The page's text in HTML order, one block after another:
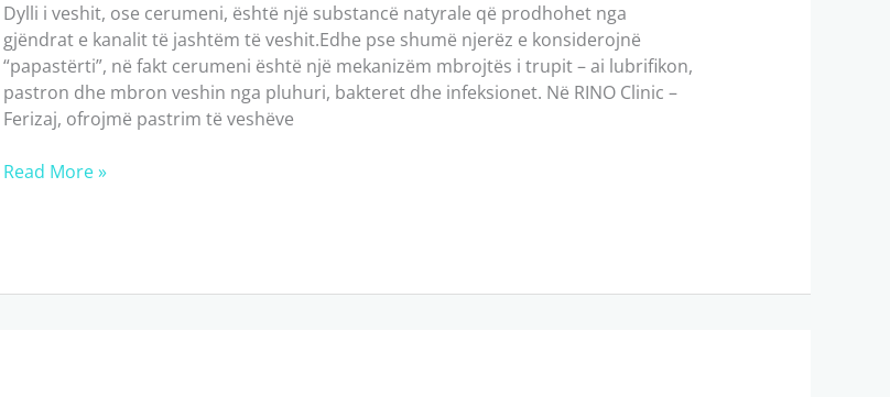
Dylli i veshit, ose cerumeni, është një substancë natyrale që prodhohet nga
gjëndrat e kanalit të jashtëm të veshit.Edhe pse shumë njerëz e konsiderojnë
“papastërti”, në fakt cerumeni është një mekanizëm mbrojtës i trupit – ai lubrifikon,
pastron dhe mbron veshin nga pluhuri, bakteret dhe infeksionet. Në RINO Clinic –
Ferizaj, ofrojmë pastrim të veshëve
Dylli
Pse
Read More »